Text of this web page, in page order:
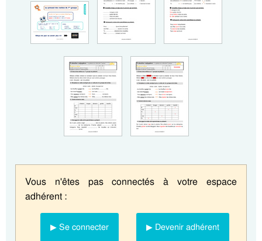
Vous n'êtes pas connectés à votre espace
adhérent :
▶ Se connecter ▶ Devenir adhérent